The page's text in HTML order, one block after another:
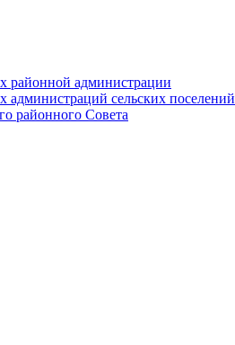
районной администрации
администраций сельских поселений
районного Совета